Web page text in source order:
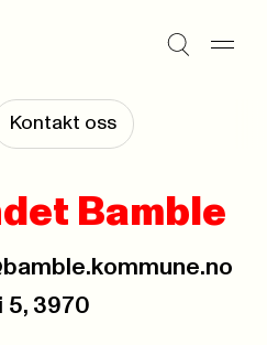
Kontakt oss
Bamble
5, 3970